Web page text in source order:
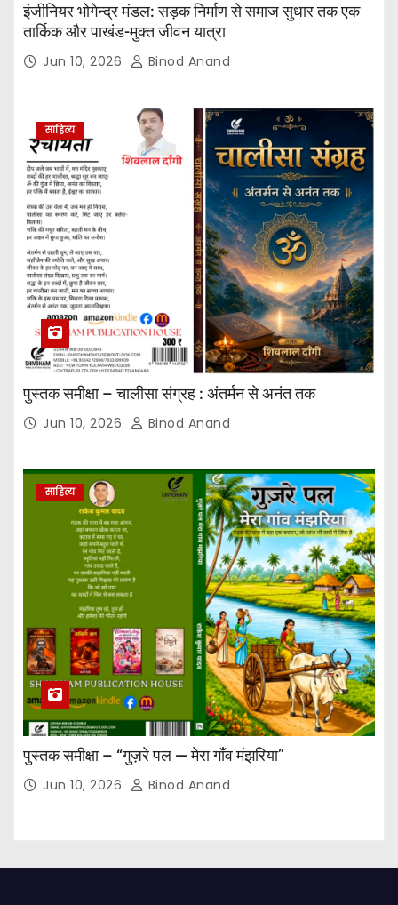
इंजीनियर भोगेन्द्र मंडल: सड़क निर्माण से समाज सुधार तक एक
तार्किक और पाखंड-मुक्त जीवन यात्रा
Jun 10, 2026 Binod Anand
साहित्य
पुस्तक समीक्षा – चालीसा संग्रह : अंतर्मन से अनंत तक
Jun 10, 2026 Binod Anand
साहित्य
पुस्तक समीक्षा – “गुज़रे पल — मेरा गाँव मंझरिया”
Jun 10, 2026 Binod Anand